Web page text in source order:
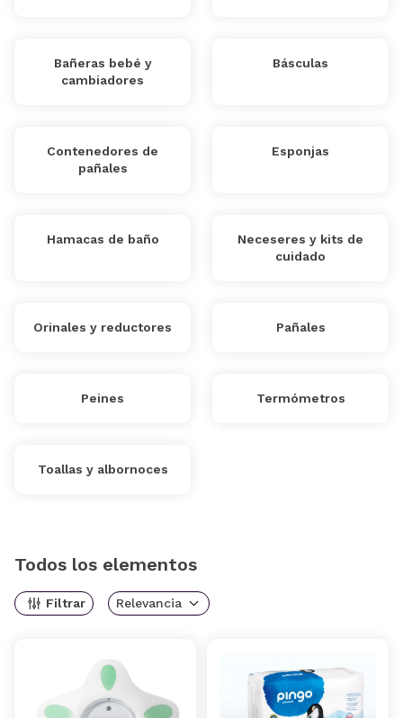
Bañeras bebé y
cambiadores
Básculas
Contenedores de
pañales
Esponjas
Hamacas de baño
Neceseres y kits de
cuidado
Orinales y reductores Pañales
Peines Termómetros
Toallas y albornoces
Todos los elementos
Filtrar Relevancia